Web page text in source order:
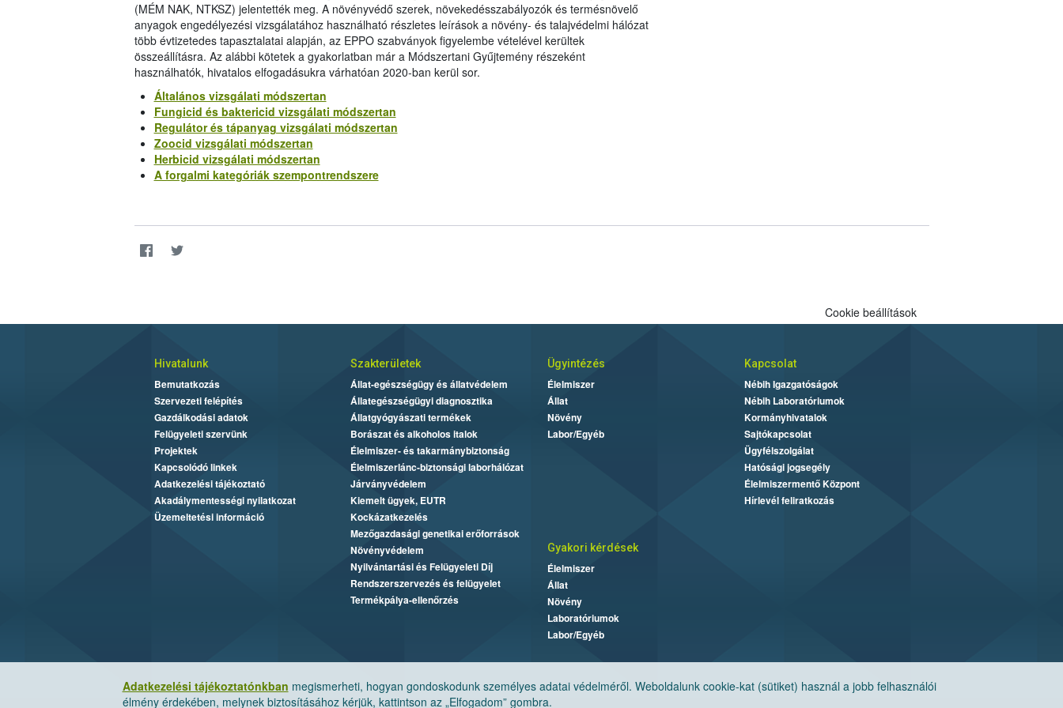
(MÉM NAK, NTKSZ) jelentették meg. A növényvédő szerek, növekedésszabályozók és termésnövelő
anyagok engedélyezési vizsgálatához használható részletes leírások a növény- és talajvédelmi hálózat
több évtizetedes tapasztalatai alapján, az EPPO szabványok figyelembe vételével kerültek
összeállításra. Az alábbi kötetek a gyakorlatban már a Módszertani Gyűjtemény részeként
használhatók, hivatalos elfogadásukra várhatóan 2020-ban kerül sor.
Általános vizsgálati módszertan
Fungicid és baktericid vizsgálati módszertan
Regulátor és tápanyag vizsgálati módszertan
Zoocid vizsgálati módszertan
Herbicid vizsgálati módszertan
A forgalmi kategóriák szempontrendszere
Adatkezelési tájékoztatónkban megismerheti, hogyan gondoskodunk személyes adatai védelméről. Weboldalunk cookie-kat (sütiket) használ a jobb felhasználói
élmény érdekében, melynek biztosításához kérjük, kattintson az „Elfogadom” gombra.
Cookie beállítások
Hivatalunk
Bemutatkozás
Szervezeti felépítés
Gazdálkodási adatok
Felügyeleti szervünk
Projektek
Kapcsolódó linkek
Adatkezelési tájékoztató
Akadálymentességi nyilatkozat
Üzemeltetési információ
Szakterületek
Állat-egészségügy és állatvédelem
Állategészségügyi diagnosztika
Állatgyógyászati termékek
Borászat és alkoholos italok
Élelmiszer- és takarmánybiztonság
Élelmiszerlánc-biztonsági laborhálózat
Járványvédelem
Kiemelt ügyek, EUTR
Kockázatkezelés
Mezőgazdasági genetikai erőforrások
Növényvédelem
Nyilvántartási és Felügyeleti Díj
Rendszerszervezés és felügyelet
Termékpálya-ellenőrzés
Ügyintézés
Élelmiszer
Állat
Növény
Labor/Egyéb
Kapcsolat
Nébih Igazgatóságok
Nébih Laboratóriumok
Kormányhivatalok
Sajtókapcsolat
Ügyfélszolgálat
Hatósági jogsegély
Élelmiszermentő Központ
Hírlevél feliratkozás
Gyakori kérdések
Élelmiszer
Állat
Növény
Laboratóriumok
Labor/Egyéb